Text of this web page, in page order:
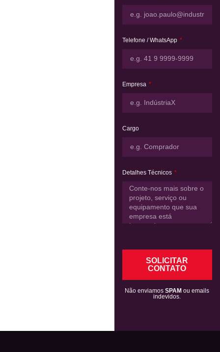
Telefone / WhatsApp
Empresa
Cargo
Detalhes Técnicos
SOLICITAR
CONTATO
Não enviamosSPAMou emails
indevidos.